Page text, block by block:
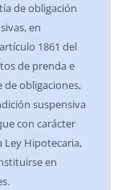
de obligación
en
1861 del
de prenda e
de obligaciones,
suspensiva
con carácter
Ley Hipotecaria,
en